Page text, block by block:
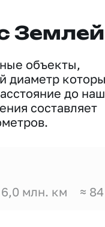
Землей
объекты,
диаметр
до
составляет
6,0 млн. км ≈